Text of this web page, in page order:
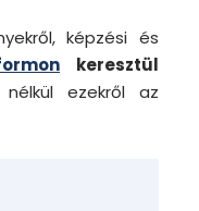
képzési és
keresztül
ezekről az